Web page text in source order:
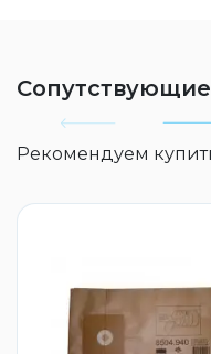
Рекомендуем